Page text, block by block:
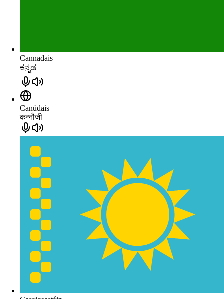
Cannadais
ಕನ್ನಡ
Canúdais
कन्नौजी